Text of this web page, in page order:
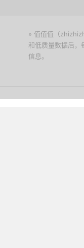
» 值值值（
和低质量数据后
信息。